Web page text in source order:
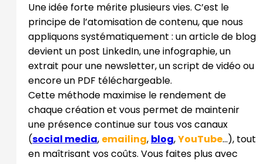
Une idée forte mérite plusieurs vies. C’est le
principe de l’atomisation de contenu, que nous
appliquons systématiquement : un article de blog
devient un post LinkedIn, une infographie, un
extrait pour une newsletter, un script de vidéo ou
encore un PDF téléchargeable.
Cette méthode maximise le rendement de
chaque création et vous permet de maintenir
une présence continue sur tous vos canaux
(social media, emailing, blog,YouTube…), tout
en maîtrisant vos coûts. Vous faites plus avec